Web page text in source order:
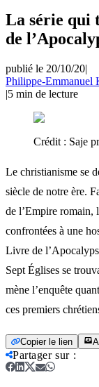
La série qui
de
publié le 20/10/20|
Philippe-Emmanuel
|5 min de lecture
Crédit : Saje
Le christianisme se
siècle de notre ère.
de l’Empire romain,
confrontées à une
Livre de
Sept Églises se
mène l’enquête
ces premiers
Copier le lien
Partager sur: